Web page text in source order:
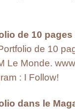
de 10
de 10
Le Monde.
: I Follow!
dans le